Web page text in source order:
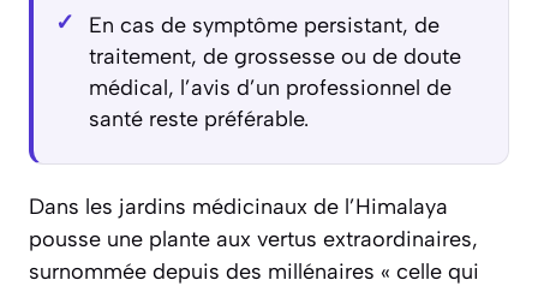
En cas de symptôme persistant, de
traitement, de grossesse ou de doute
médical, l’avis d’un professionnel de
santé reste préférable.
Dans les jardins médicinaux de l’Himalaya
pousse une plante aux vertus extraordinaires,
surnommée depuis des millénaires « celle qui